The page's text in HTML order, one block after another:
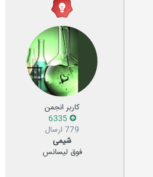
کاربر انجمن
779 ارسال
شیمی
فوق لیسانس